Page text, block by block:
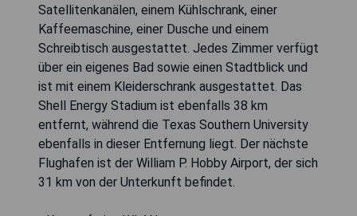
Satellitenkanälen, einem Kühlschrank, einer
Kaffeemaschine, einer Dusche und einem
Schreibtisch ausgestattet. Jedes Zimmer verfügt
über ein eigenes Bad sowie einen Stadtblick und
ist mit einem Kleiderschrank ausgestattet. Das
Shell Energy Stadium ist ebenfalls 38 km
entfernt, während die Texas Southern University
ebenfalls in dieser Entfernung liegt. Der nächste
Flughafen ist der William P. Hobby Airport, der sich
31 km von der Unterkunft befindet.